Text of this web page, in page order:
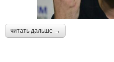
читать дальше →